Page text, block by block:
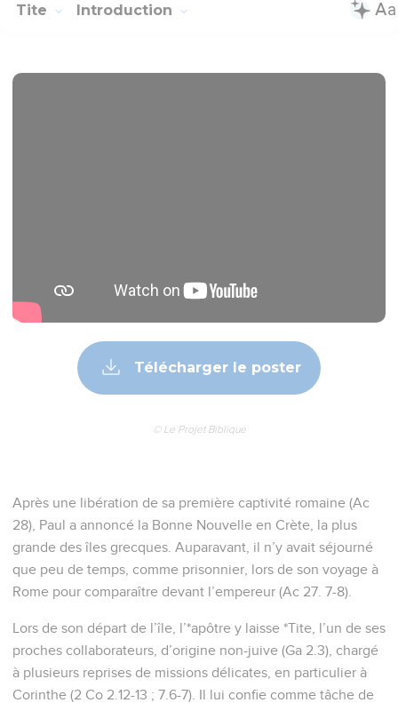
Tite Introduction
Télécharger le poster
© Le Projet Biblique
Après une libération de sa première captivité romaine (Ac
28), Paul a annoncé la Bonne Nouvelle en Crète, la plus
grande des îles grecques. Auparavant, il n’y avait séjourné
que peu de temps, comme prisonnier, lors de son voyage à
Rome pour comparaître devant l’empereur (Ac 27. 7-8).
Lors de son départ de l’île, l’*apôtre y laisse *Tite, l’un de ses
proches collaborateurs, d’origine non-juive (Ga 2.3), chargé
à plusieurs reprises de missions délicates, en particulier à
Corinthe (2 Co 2.12-13 ; 7.6-7). Il lui confie comme tâche de